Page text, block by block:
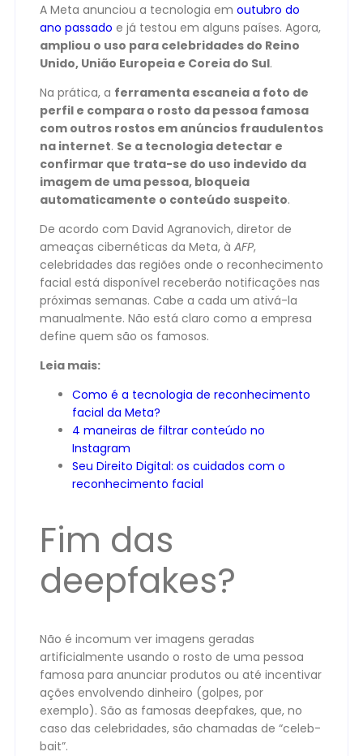
A Meta anunciou a tecnologia em outubro do
ano passado e já testou em alguns países. Agora,
ampliou o uso para celebridades do Reino
Unido, União Europeia e Coreia do Sul.
Na prática, a ferramenta escaneia a foto de
perfil e compara o rosto da pessoa famosa
com outros rostos em anúncios fraudulentos
na internet. Se a tecnologia detectar e
confirmar que trata-se do uso indevido da
imagem de uma pessoa, bloqueia
automaticamente o conteúdo suspeito.
De acordo com David Agranovich, diretor de
ameaças cibernéticas da Meta, à AFP,
celebridades das regiões onde o reconhecimento
facial está disponível receberão notificações nas
próximas semanas. Cabe a cada um ativá-la
manualmente. Não está claro como a empresa
define quem são os famosos.
Leia mais:
Como é a tecnologia de reconhecimento
facial da Meta?
4 maneiras de filtrar conteúdo no
Instagram
Seu Direito Digital: os cuidados com o
reconhecimento facial
Fim das
deepfakes?
Não é incomum ver imagens geradas
artificialmente usando o rosto de uma pessoa
famosa para anunciar produtos ou até incentivar
ações envolvendo dinheiro (golpes, por
exemplo). São as famosas deepfakes, que, no
caso das celebridades, são chamadas de “celeb-
bait”.